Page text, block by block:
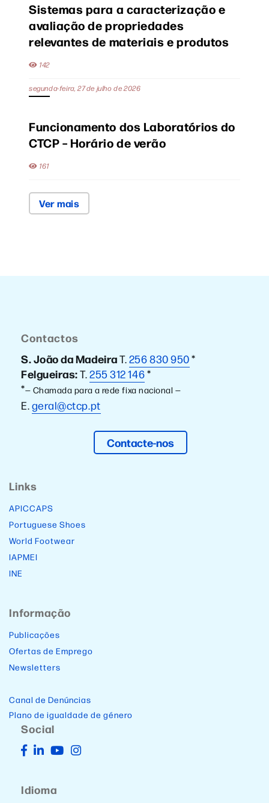
Sistemas para a caracterização e
avaliação de propriedades
relevantes de materiais e produtos
142
segunda-feira, 27 de julho de 2026
Funcionamento dos Laboratórios do
CTCP – Horário de verão
161
Ver mais
Contactos
S. João da MadeiraT.256 830 950*
Felgueiras:T.255 312 146*
*— Chamada para a rede fixa nacional —
E.geral@ctcp.pt
Contacte-nos
Links
APICCAPS
Portuguese Shoes
World Footwear
IAPMEI
INE
Informação
Publicações
Ofertas de Emprego
Newsletters
Canal de Denúncias
Plano de igualdade de género
Social
Idioma